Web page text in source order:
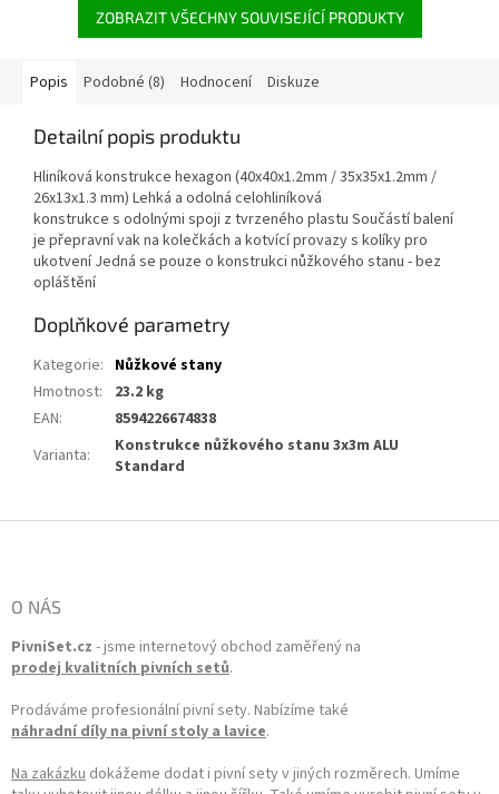
ZOBRAZIT VŠECHNY SOUVISEJÍCÍ PRODUKTY
Popis Podobné (8) Hodnocení Diskuze
Detailní popis produktu
Hliníková konstrukce hexagon (40x40x1.2mm / 35x35x1.2mm /
26x13x1.3 mm) Lehká a odolná celohliníková
konstrukce s odolnými spoji z tvrzeného plastu Součástí balení
je přepravní vak na kolečkách a kotvící provazy s kolíky pro
ukotvení Jedná se pouze o konstrukci nůžkového stanu - bez
opláštění
Doplňkové parametry
Kategorie: Nůžkové stany
Hmotnost:
23.2 kg
EAN:
8594226674838
Varianta:
Konstrukce nůžkového stanu 3x3m ALU
Standard
O NÁS
PivniSet.cz - jsme internetový obchod zaměřený na
prodej kvalitních pivních setů.
Prodáváme profesionální pivní sety. Nabízíme také
náhradní díly na pivní stoly a lavice.
Na zakázku dokážeme dodat i pivní sety v jiných rozměrech. Umíme